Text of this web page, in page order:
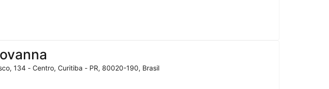
134 - Centro, Curitiba - PR, 80020-190, Brasil